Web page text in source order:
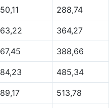
50,11 288,74
63,22 364,27
67,45 388,66
84,23 485,34
89,17 513,78